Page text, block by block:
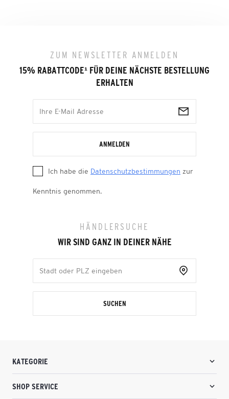
ZUM NEWSLETTER ANMELDEN
15% RABATTCODE¹ FÜR DEINE NÄCHSTE BESTELLUNG
ERHALTEN
ANMELDEN
Ich habe die Datenschutzbestimmungen zur
Kenntnis genommen.
HÄNDLERSUCHE
WIR SIND GANZ IN DEINER NÄHE
SUCHEN
KATEGORIE
SHOP SERVICE